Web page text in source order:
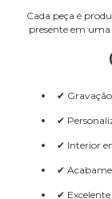
Cada peça é
presente em
✔
✔
✔ Interior
✔
✔